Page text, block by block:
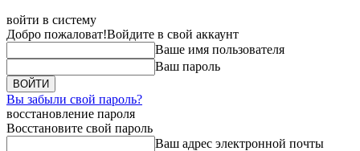
войти в систему
Добро пожаловат!Войдите в свой аккаунт
Ваше имя пользователя
Ваш пароль
Вы забыли свой пароль?
восстановление пароля
Восстановите свой пароль
Ваш адрес электронной почты